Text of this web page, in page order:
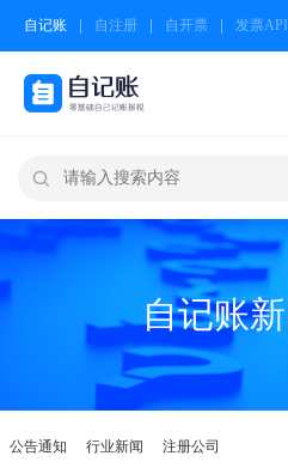
自记账 自注册 自开票 发票API

自记账
公告通知 行业新闻 注册公司